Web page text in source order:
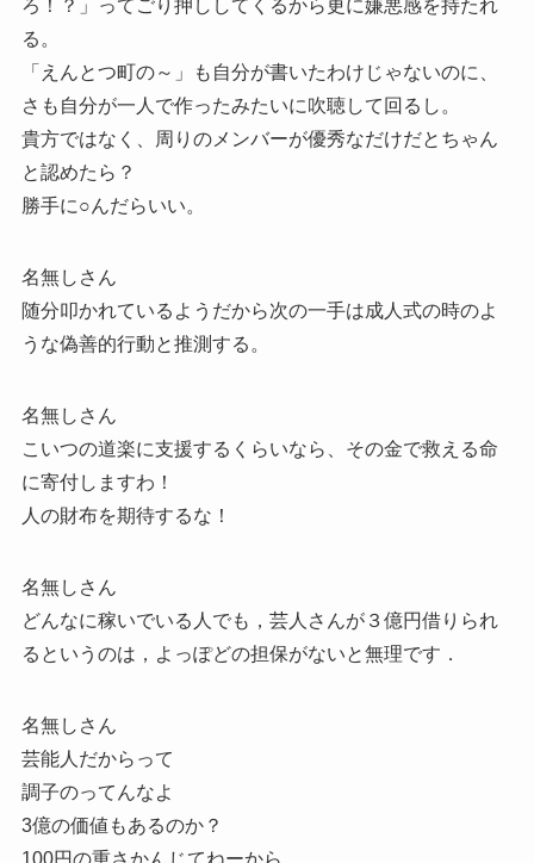
ろ！？」ってごり押ししてくるから更に嫌悪感を持たれ
る。
「えんとつ町の～」も自分が書いたわけじゃないのに、
さも自分が一人で作ったみたいに吹聴して回るし。
貴方ではなく、周りのメンバーが優秀なだけだとちゃん
と認めたら？
勝手に○んだらいい。
名無しさん
随分叩かれているようだから次の一手は成人式の時のよ
うな偽善的行動と推測する。
名無しさん
こいつの道楽に支援するくらいなら、その金で救える命
に寄付しますわ！
人の財布を期待するな！
名無しさん
どんなに稼いでいる人でも，芸人さんが３億円借りられ
るというのは，よっぽどの担保がないと無理です．
名無しさん
芸能人だからって
調子のってんなよ
3億の価値もあるのか？
100円の重さかんじてねーから